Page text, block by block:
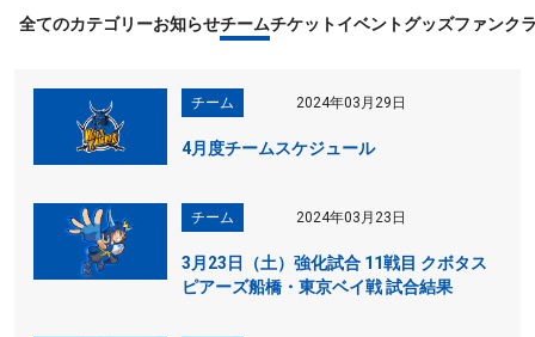
全てのカテゴリーお知らせチームチケットイベントグッズファンク
チーム 2024年03月29日
4月度チームスケジュール
チーム 2024年03月23日
3月23日（土）強化試合 11戦目 クボタス
ピアーズ船橋・東京ベイ戦 試合結果